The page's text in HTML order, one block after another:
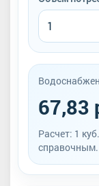
67,83
Расчет: 1
справочным.